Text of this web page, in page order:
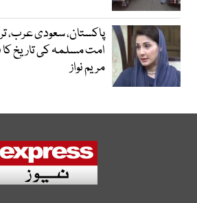
پاکستان، سعودی عرب،
امت مسلمہ کی تاریخ
مریم نواز